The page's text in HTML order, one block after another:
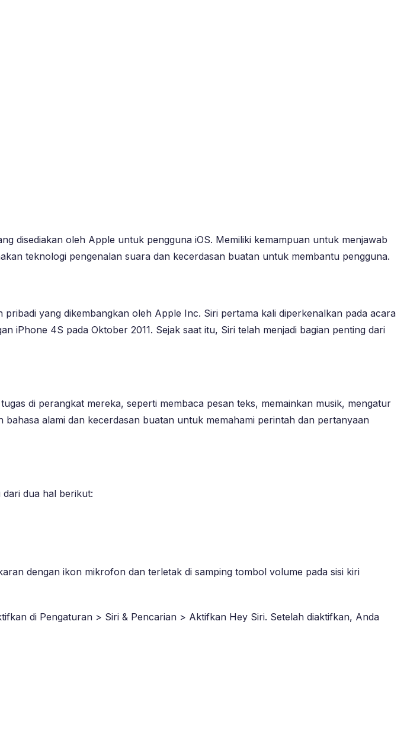
disediakan oleh Apple untuk pengguna iOS. Memiliki kemampuan untuk menjawab
teknologi pengenalan suara dan kecerdasan buatan untuk membantu pengguna.
yang dikembangkan oleh Apple Inc. Siri pertama kali diperkenalkan pada acara
iPhone 4S pada Oktober 2011. Sejak saat itu, Siri telah menjadi bagian penting dari
di perangkat mereka, seperti membaca pesan teks, memainkan musik, mengatur
alami dan kecerdasan buatan untuk memahami perintah dan pertanyaan
dua hal berikut:
dengan ikon mikrofon dan terletak di samping tombol volume pada sisi kiri
di Pengaturan > Siri & Pencarian > Aktifkan Hey Siri. Setelah diaktifkan, Anda